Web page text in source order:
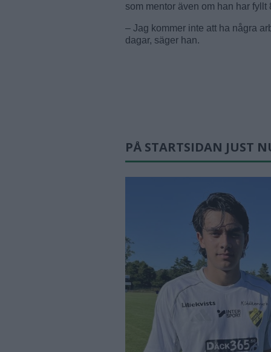
som mentor även om han har fyllt
– Jag kommer inte att ha några
dagar, säger han.
PÅ STARTSIDAN JUST